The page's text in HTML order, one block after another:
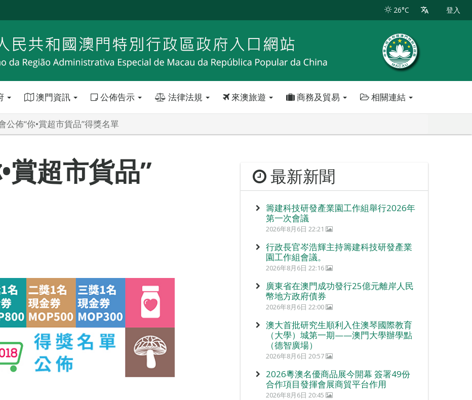
26°C 登入
澳門資訊 公佈告示 法律法規 來澳旅遊 商務及貿易 相關連結
公佈“你•賞超市貨品”得獎名單
賞超市貨品”
最新新聞
籌建科技研發產業園工作組舉行2026年
第一次會議
2026年8月6日 22:21
行政長官岑浩輝主持籌建科技研發產業
園工作組會議。
2026年8月6日 22:16
廣東省在澳門成功發行25億元離岸人民
幣地方政府債券
2026年8月6日 22:00
澳大首批研究生順利入住澳琴國際教育
（大學）城第一期——澳門大學辦學點
（德智廣場）
2026年8月6日 20:57
2026粵澳名優商品展今開幕 簽署49份
合作項目發揮會展商貿平台作用
2026年8月6日 20:45